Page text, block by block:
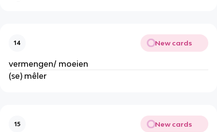
14 New cards
vermengen/ moeien
(se) mêler
15 New cards